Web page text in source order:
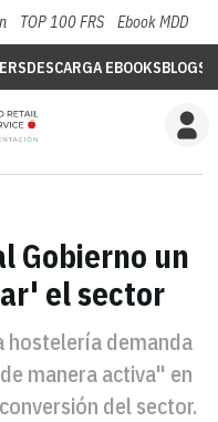
TOP 100 FRS Ebook MDD
DESCARGA EBOOKSBLOGS
Gobierno un
el sector
hostelería demanda
manera activa" en
del sector.